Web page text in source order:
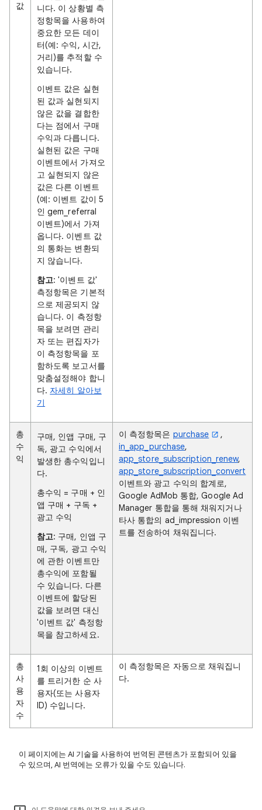
값
니다. 이 상황별 측
정항목을 사용하여
중요한 모든 데이
터(예: 수익, 시간,
거리)를 추적할 수
있습니다.
이벤트 값은 실현
된 값과 실현되지
않은 값을 결합한
다는 점에서 구매
수익과 다릅니다.
실현된 값은 구매
이벤트에서 가져오
고 실현되지 않은
값은 다른 이벤트
(예: 이벤트 값이 5
인 gem_referral
이벤트)에서 가져
옵니다. 이벤트 값
의 통화는 변환되
지 않습니다.
참고: '이벤트 값'
측정항목은 기본적
으로 제공되지 않
습니다. 이 측정항
목을 보려면 관리
자 또는 편집자가
이 측정항목을 포
함하도록 보고서를
맞춤설정해야 합니
다. 자세히 알아보
기
총
수
익
구매, 인앱 구매, 구
독, 광고 수익에서
발생한 총수익입니
다.
총수익 = 구매 + 인
앱 구매 + 구독 +
광고 수익
참고: 구매, 인앱 구
매, 구독, 광고 수익
에 관한 이벤트만
총수익에 포함될
수 있습니다. 다른
이벤트에 할당된
값을 보려면 대신
'이벤트 값' 측정항
목을 참고하세요.
이 측정항목은 purchase
,
in_app_purchase,
app_store_subscription_renew,
app_store_subscription_convert
이벤트와 광고 수익의 합계로,
Google AdMob 통합, Google Ad
Manager 통합을 통해 채워지거나
타사 통합의 ad_impression 이벤
트를 전송하여 채워집니다.
총
사
용
자
수
1회 이상의 이벤트
를 트리거한 순 사
용자(또는 사용자
ID) 수입니다.
이 측정항목은 자동으로 채워집니
다.
이 페이지에는 AI 기술을 사용하여 번역된 콘텐츠가 포함되어 있을
수 있으며, AI 번역에는 오류가 있을 수도 있습니다.